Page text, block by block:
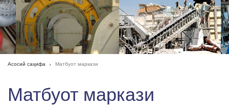
Асосий саҳифа Матбуот маркази
Матбуот маркази